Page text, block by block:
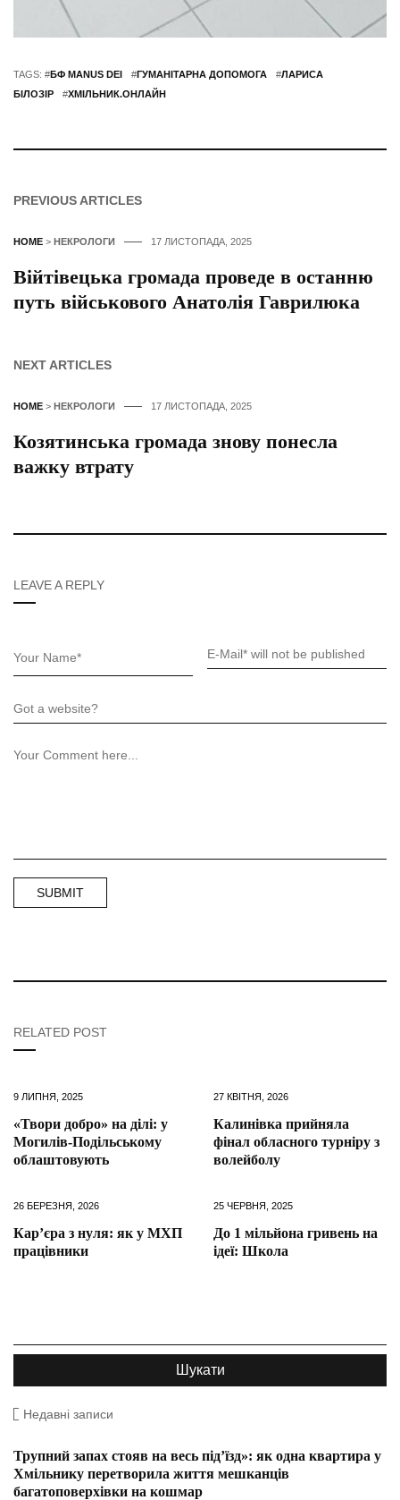
TAGS: #БФ MANUS DEI #ГУМАНІТАРНА ДОПОМОГА #ЛАРИСА
БІЛОЗІР
#ХМІЛЬНИК.ОНЛАЙН
PREVIOUS ARTICLES
HOME > НЕКРОЛОГИ 17 ЛИСТОПАДА, 2025
Війтівецька громада проведе в останню
путь військового Анатолія Гаврилюка
NEXT ARTICLES
HOME > НЕКРОЛОГИ 17 ЛИСТОПАДА, 2025
Козятинська громада знову понесла
важку втрату
LEAVE A REPLY
RELATED POST
9 ЛИПНЯ, 2025
«Твори добро» на ділі: у
Могилів-Подільському
облаштовують
27 КВІТНЯ, 2026
Калинівка прийняла
фінал обласного турніру з
волейболу
26 БЕРЕЗНЯ, 2026
Кар’єра з нуля: як у МХП
працівники
25 ЧЕРВНЯ, 2025
До 1 мільйона гривень на
ідеї: Школа
Недавні записи
Трупний запах стояв на весь під’їзд»: як одна квартира у
Хмільнику перетворила життя мешканців
багатоповерхівки на кошмар